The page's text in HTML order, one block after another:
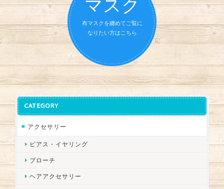
マスク
布マスクを纏めてご覧に
なりたい方はこちら
CATEGORY
アクセサリー
ピアス・イヤリング
ブローチ
ヘアアクセサリー